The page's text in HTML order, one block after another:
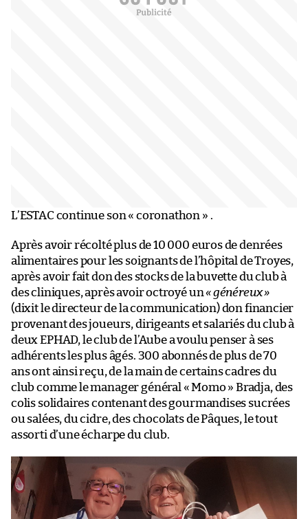
L’ESTAC continue son « coronathon » .
Après avoir récolté plus de 10 000 euros de denrées
alimentaires pour les soignants de l’hôpital de Troyes,
après avoir fait don des stocks de la buvette du club à
des cliniques, après avoir octroyé un« généreux »
(dixit le directeur de la communication) don financier
provenant des joueurs, dirigeants et salariés du club à
deux EPHAD, le club de l’Aube a voulu penser à ses
adhérents les plus âgés. 300 abonnés de plus de 70
ans ont ainsi reçu, de la main de certains cadres du
club comme le manager général « Momo » Bradja, des
colis solidaires contenant des gourmandises sucrées
ou salées, du cidre, des chocolats de Pâques, le tout
assorti d’une écharpe du club.